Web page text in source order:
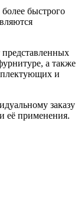
быстрого
представленных
а также
и
заказу
её применения.